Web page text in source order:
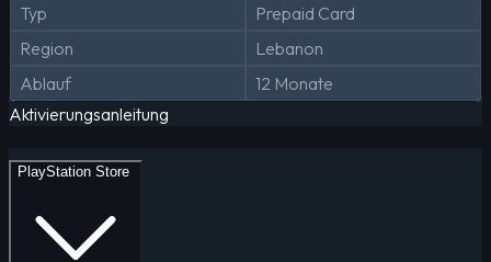
Typ
Prepaid Card
Region
Lebanon
Ablauf
12 Monate
Aktivierungsanleitung
PlayStation Store